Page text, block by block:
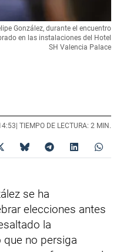
González, durante el encuentro
en las instalaciones del Hotel
SH Valencia Palace
| TIEMPO DE LECTURA: 2 MIN.
se ha
elecciones antes
la
no persiga